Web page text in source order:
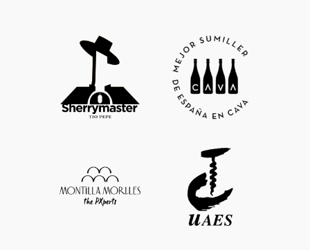
meses en barricas. Desde la casa
vallisoletana consideran que esta 2021
es la añada del equilibrio,
la sedosidad y la profundidad. En suma,
una cosecha para disfrutar que
perdurará en el recuerdo.
de cacao fino. Cosecha manual.
Fermentación en acero inoxidable con
un 10% de levaduras autóctonas.
55% en barrica nueva y 45% en
foudre.